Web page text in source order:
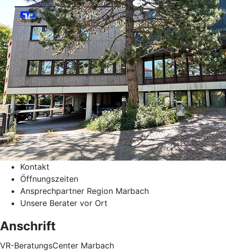
Kontakt
Öffnungszeiten
Ansprechpartner Region Marbach
Unsere Berater vor Ort
Anschrift
VR-BeratungsCenter Marbach